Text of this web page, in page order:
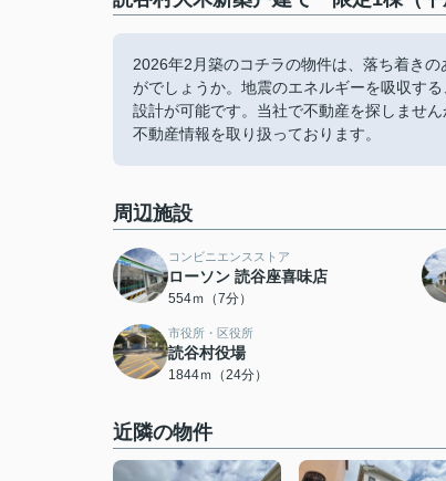
2026年2月築のコチラの物件は、落ち着き
がでしょうか。地震のエネルギーを吸収す
設計が可能です。当社で不動産を探しませ
不動産情報を取り扱っております。
周辺施設
コンビニエンスストア
ローソン 読谷座喜味店
554ｍ（7分）
市役所・区役所
読谷村役場
1844ｍ（24分）
近隣の物件